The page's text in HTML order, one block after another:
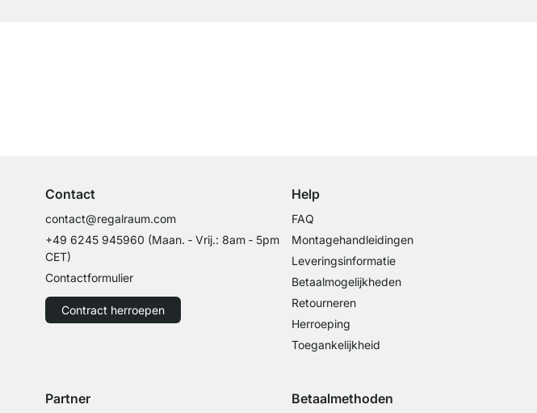
Contact
contact@regalraum.com
+49 6245 945960 (Maan. ‑ Vrij.: 8am ‑ 5pm
CET)
Contactformulier
Contract herroepen
Help
FAQ
Montagehandleidingen
Leveringsinformatie
Betaalmogelijkheden
Retourneren
Herroeping
Toegankelijkheid
Partner Betaalmethoden